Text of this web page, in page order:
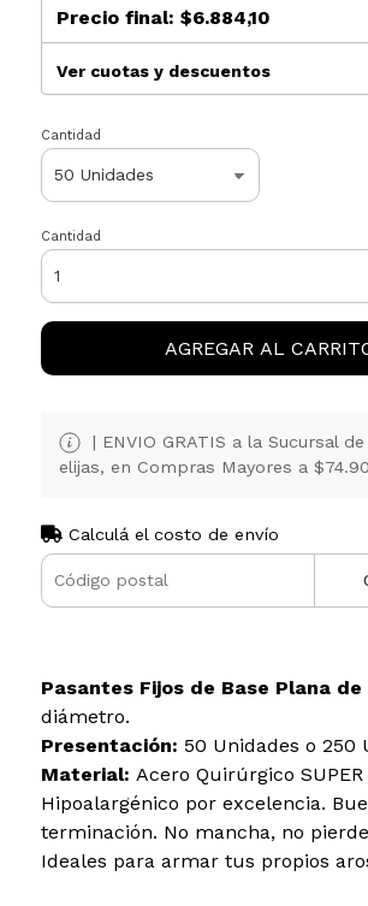
Precio final: $6.884,10
Ver cuotas y descuentos
Cantidad
Cantidad
AGREGAR AL
| ENVIO GRATIS a la Sucursal
elijas, en Compras Mayores a
Calculá el costo de envío
Pasantes Fijos de Base Plana de
diámetro.
Presentación: 50 Unidades o 250
Material: Acero Quirúrgico SUPER
Hipoalargénico por excelencia.
terminación. No mancha, no
Ideales para armar tus propios